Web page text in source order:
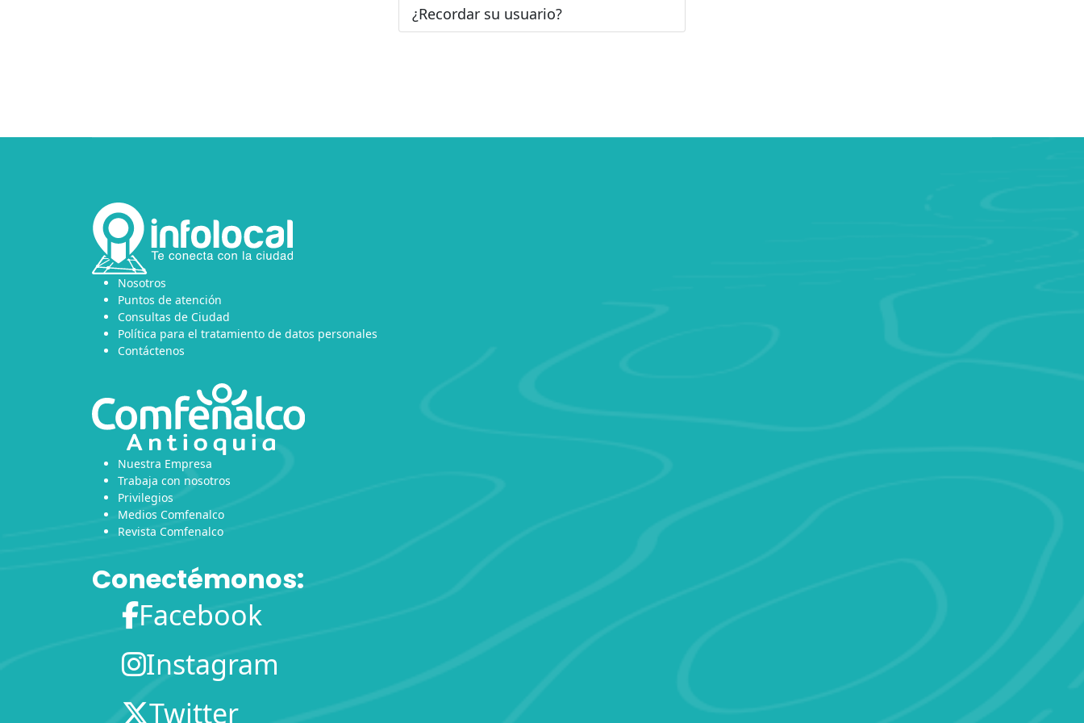
¿Recordar su usuario?
Nosotros
Puntos de atención
Consultas de Ciudad
Política para el tratamiento de datos personales
Contáctenos
Nuestra Empresa
Trabaja con nosotros
Privilegios
Medios Comfenalco
Revista Comfenalco
Conectémonos:
Facebook
Instagram
Twitter